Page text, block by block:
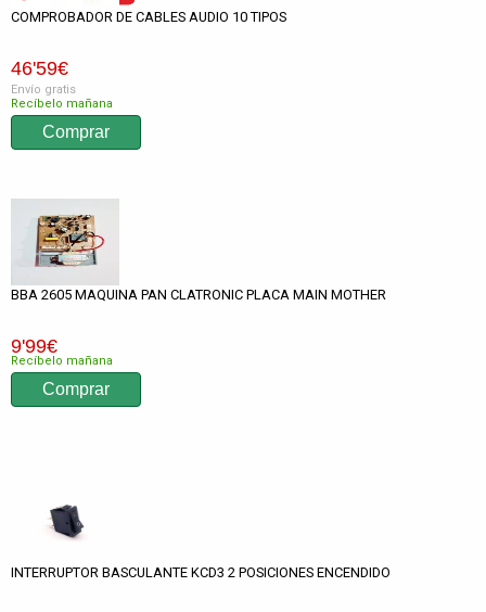
COMPROBADOR DE CABLES AUDIO 10 TIPOS
46'59€
Envío gratis
Recíbelo mañana
BBA 2605 MAQUINA PAN CLATRONIC PLACA MAIN MOTHER
9'99€
Recíbelo mañana
INTERRUPTOR BASCULANTE KCD3 2 POSICIONES ENCENDIDO